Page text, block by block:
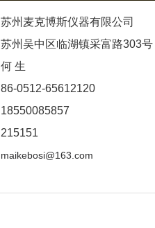
苏州麦克博斯仪器有限公司
苏州吴中区临湖镇采富路303号
何 生
86-0512-65612120
18550085857
215151
maikebosi@163.com